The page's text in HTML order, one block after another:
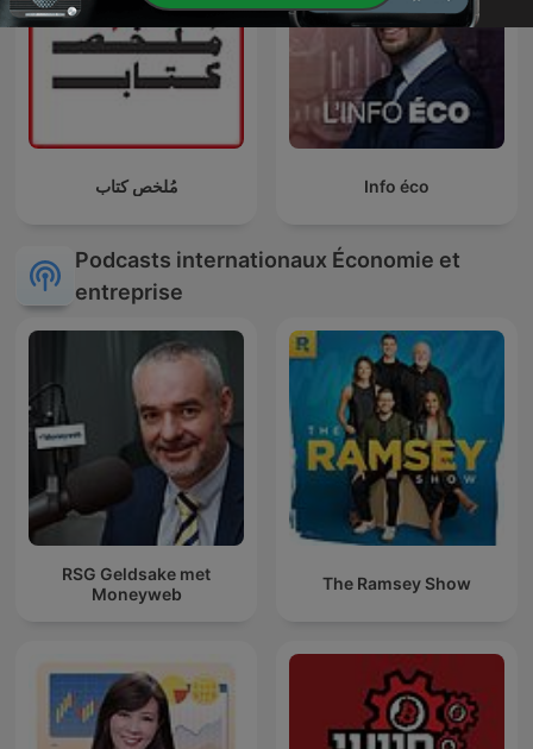
مُلخص كتاب Info éco
Podcasts internationaux Économie et
entreprise
RSG Geldsake met
Moneyweb
The Ramsey Show